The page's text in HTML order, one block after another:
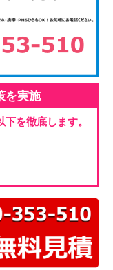
を実施
を徹底します。